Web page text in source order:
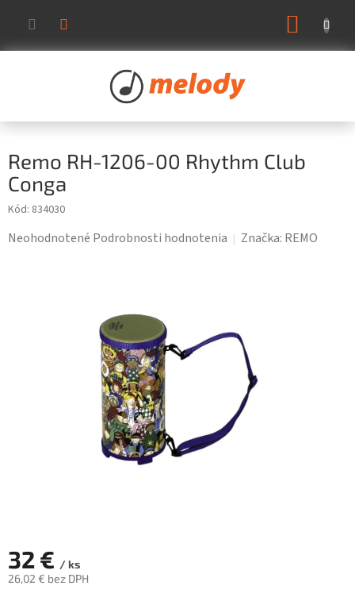
obsah
Remo RH-1206-00 Rhythm Club
Conga
Kód: 834030
Priemerné
Neohodnotené Podrobnosti hodnotenia Značka: REMO
32 € / ks
26,02 € bez DPH